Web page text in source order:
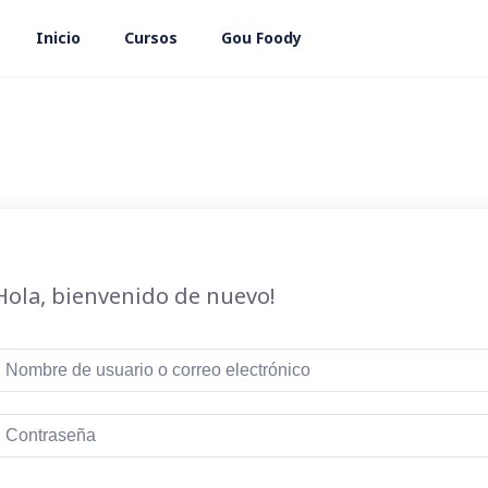
Inicio Cursos Gou Foody
bienvenido de nuevo!